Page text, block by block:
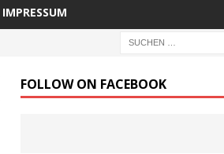
IMPRESSUM
FOLLOW ON FACEBOOK